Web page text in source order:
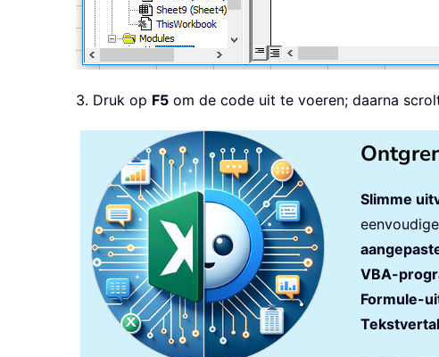
3. Druk op F5 om de code uit te voeren; daarna
Slimme
VBA-
Formule-